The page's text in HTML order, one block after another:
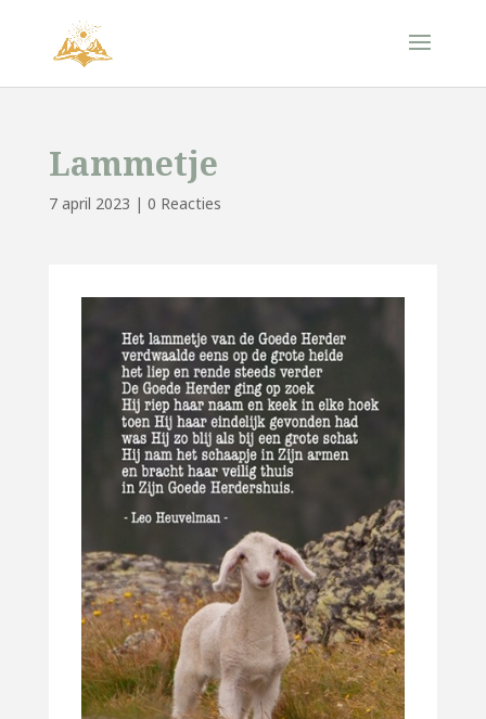
Lammetje
7 april 2023 | 0 Reacties